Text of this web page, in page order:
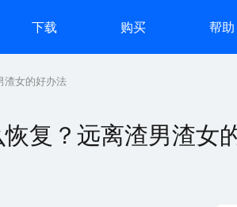
下载 购买 帮助
渣女的好办法
复？远离渣男渣女